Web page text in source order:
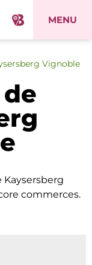
MENU
Vignoble
Kaysersberg
commerces.